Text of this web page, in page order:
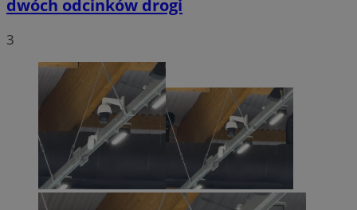
dwóch odcinków drogi
3